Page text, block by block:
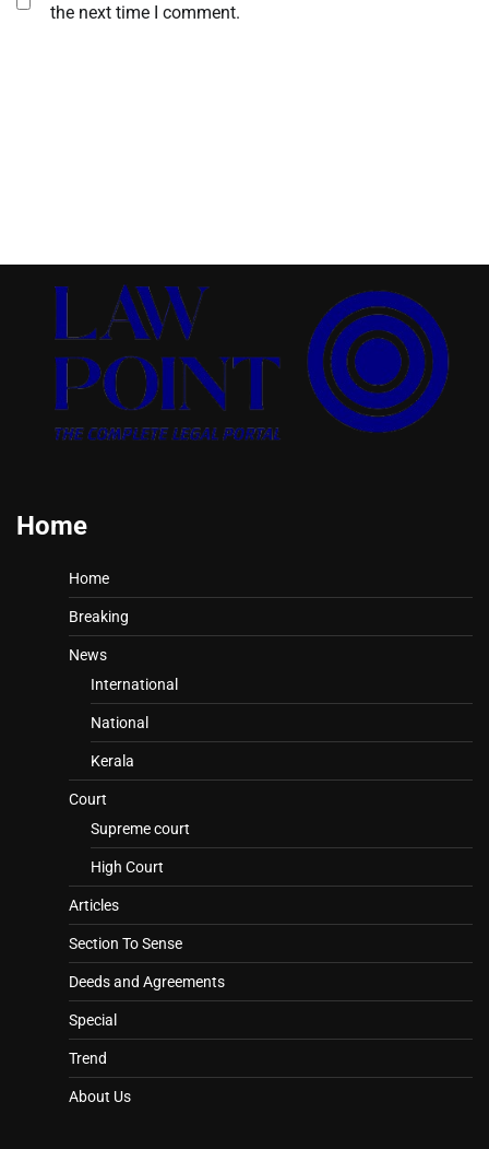
the next time I comment.
Home
Home
Breaking
News
International
National
Kerala
Court
Supreme court
High Court
Articles
Section To Sense
Deeds and Agreements
Special
Trend
About Us